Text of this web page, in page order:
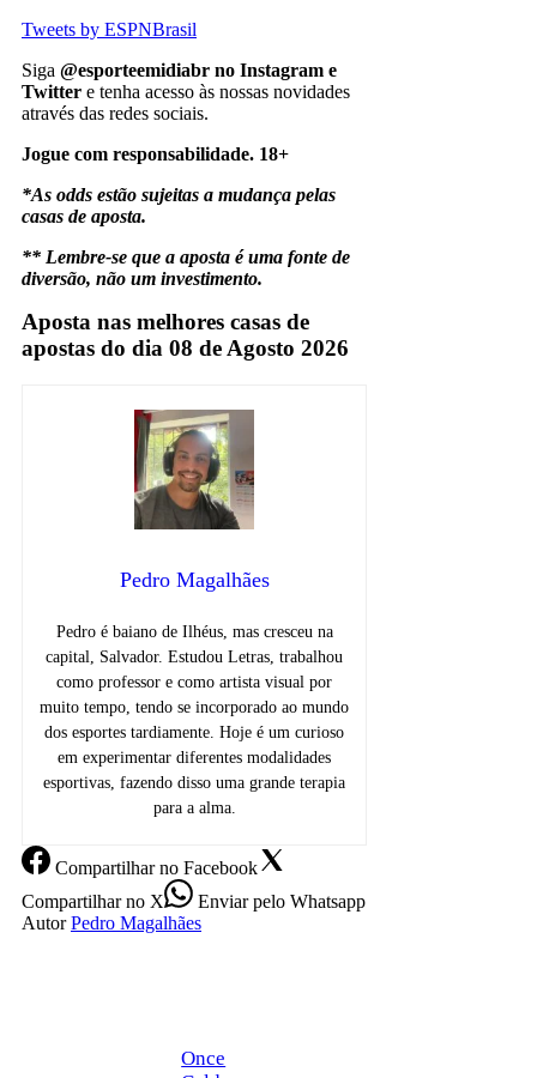
Tweets by ESPNBrasil
Siga @esporteemidiabr no Instagram e
Twitter e tenha acesso às nossas novidades
através das redes sociais.
Jogue com responsabilidade. 18+
*As odds estão sujeitas a mudança pelas
casas de aposta.
** Lembre-se que a aposta é uma fonte de
diversão, não um investimento.
Aposta nas melhores casas de
apostas do dia 08 de Agosto 2026
Pedro Magalhães
Pedro é baiano de Ilhéus, mas cresceu na
capital, Salvador. Estudou Letras, trabalhou
como professor e como artista visual por
muito tempo, tendo se incorporado ao mundo
dos esportes tardiamente. Hoje é um curioso
em experimentar diferentes modalidades
esportivas, fazendo disso uma grande terapia
para a alma.
Compartilharno Facebook
Compartilharno X Enviarpelo Whatsapp
Autor Pedro Magalhães
Once